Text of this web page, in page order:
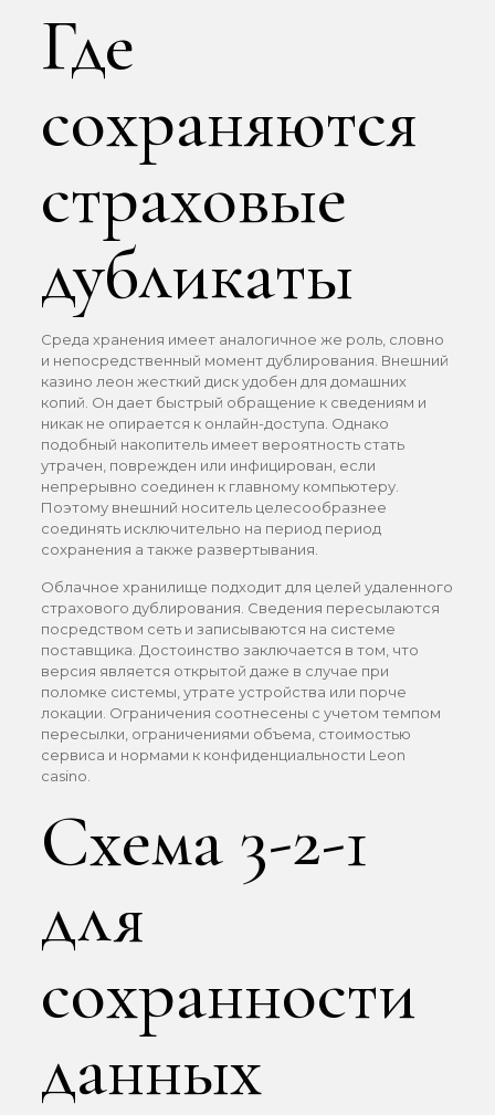
Где
сохраняются
страховые
дубликаты
Среда хранения имеет аналогичное же роль, словно
и непосредственный момент дублирования. Внешний
казино леон жесткий диск удобен для домашних
копий. Он дает быстрый обращение к сведениям и
никак не опирается к онлайн-доступа. Однако
подобный накопитель имеет вероятность стать
утрачен, поврежден или инфицирован, если
непрерывно соединен к главному компьютеру.
Поэтому внешний носитель целесообразнее
соединять исключительно на период период
сохранения а также развертывания.
Облачное хранилище подходит для целей удаленного
страхового дублирования. Сведения пересылаются
посредством сеть и записываются на системе
поставщика. Достоинство заключается в том, что
версия является открытой даже в случае при
поломке системы, утрате устройства или порче
локации. Ограничения соотнесены с учетом темпом
пересылки, ограничениями объема, стоимостью
сервиса и нормами к конфиденциальности Leon
casino.
Схема 3-2-1
для
сохранности
данных